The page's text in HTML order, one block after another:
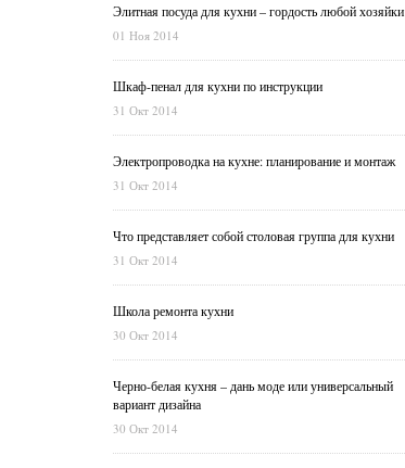
Элитная посуда для кухни – гордость любой хозяйки
01 Ноя 2014
Шкаф-пенал для кухни по инструкции
31 Окт 2014
Электропроводка на кухне: планирование и монтаж
31 Окт 2014
Что представляет собой столовая группа для кухни
31 Окт 2014
Школа ремонта кухни
30 Окт 2014
Черно-белая кухня – дань моде или универсальный
вариант дизайна
30 Окт 2014